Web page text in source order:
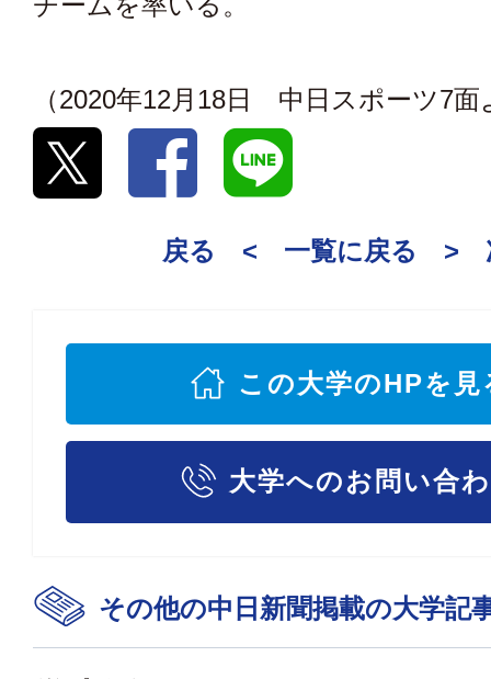
（2020年12月18日 中日スポーツ7面
戻る < 一覧に戻る >
この大学のHPを見
大学へのお問い合
その他の中日新聞掲載の大学記